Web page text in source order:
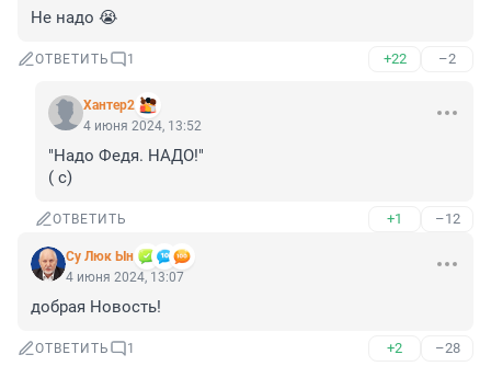
Не надо 😭
ОТВЕТИТЬ 1 +22 –2
Хантер2
4 июня 2024, 13:52
"Надо Федя. НАДО!"
( с)
ОТВЕТИТЬ +1 –12
Су Люк Ын
4 июня 2024, 13:07
добрая Новость!
ОТВЕТИТЬ 1 +2 –28